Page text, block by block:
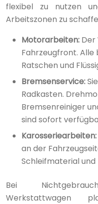
flexibel zu nutzen
Arbeitszonen zu
Motorarbeiten:
Fahrzeugfront. Alle
Ratschen und
Bremsenservice:
Radkasten.
Bremsenreiniger
sind sofort
Karosseriearbeiten:
an der
Schleifmaterial und
Bei
Werkstattwagen